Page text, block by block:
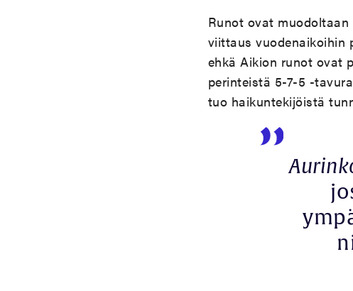
Runot ovat
viittaus vuodenaikoihin
ehkä Aikion runot ovat
perinteistä 5-7-5 -
tuo haikuntekijöistä